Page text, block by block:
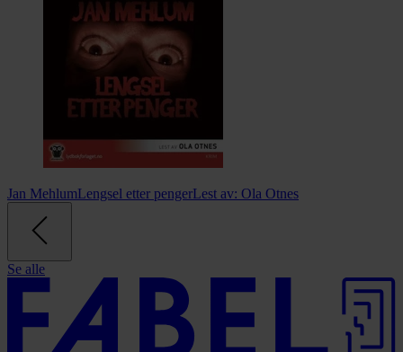
Jan MehlumLengsel etter pengerLest av: Ola Otnes
Se alle